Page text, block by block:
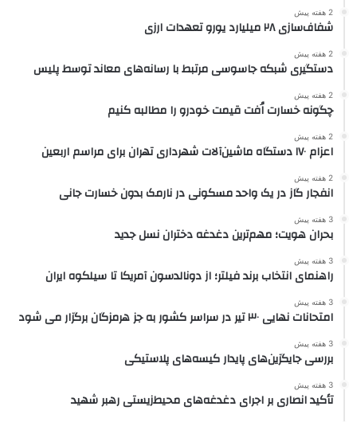
2 هفته پیش
شفاف‌سازی ۲۸ میلیارد یورو تعهدات ارزی
2 هفته پیش
دستگیری شبکه جاسوسی مرتبط با رسانه‌های معاند توسط پلیس
2 هفته پیش
چگونه خسارت اُفت قیمت خودرو را مطالبه کنیم
2 هفته پیش
اعزام ۱۷۰ دستگاه ماشین‌آلات شهرداری تهران برای مراسم اربعین
2 هفته پیش
انفجار گاز در یک واحد مسکونی در نارمک بدون خسارت جانی
3 هفته پیش
بحران هویت؛ مهم‌ترین دغدغه دختران نسل جدید
3 هفته پیش
راهنمای انتخاب برند فیلتر؛ از دونالدسون آمریکا تا سیلکوه ایران
3 هفته پیش
امتحانات نهایی ۳۰ تیر در سراسر کشور به جز هرمزگان برگزار می شود
3 هفته پیش
بررسی جایگزین‌های پایدار کیسه‌های پلاستیکی
3 هفته پیش
تأکید انصاری بر اجرای دغدغه‌های محیط‌زیستی رهبر شهید